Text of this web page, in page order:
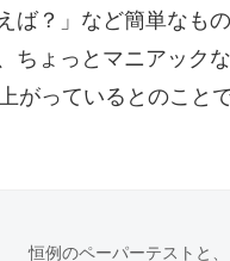
ば？」など簡単なも
ちょっとマニアック
がっているとのこと
恒例のペーパーテストと、